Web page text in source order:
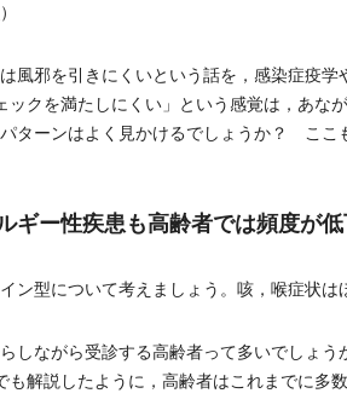
）
風邪を引きにくいという話を，感染症疫
ックを満たしにくい」という感覚は，あな
ターンはよく見かけるでしょうか？ ここ
ギー性疾患も高齢者では頻度が
ン型について考えましょう。咳，喉症状は
しながら受診する高齢者って多いでしょ
も解説したように，高齢者はこれまでに多